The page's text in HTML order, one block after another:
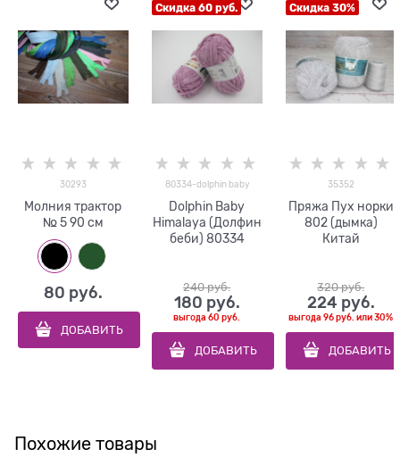
30293
Молния трактор
№ 5 90 см
80 руб.
ДОБАВИТЬ
Скидка 60 руб.
80334-dolphin baby
Dolphin Baby
Himalaya (Долфин
беби) 80334
240 руб.
180 руб.
выгода60 руб.
ДОБАВИТЬ
Скидка 30%
35352
Пряжа Пух норки
802 (дымка)
Китай
320 руб.
224 руб.
выгода96 руб. или30%
ДОБАВИТЬ
Похожие товары